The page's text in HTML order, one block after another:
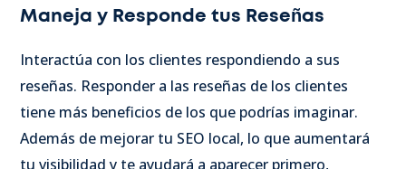
Maneja y Responde tus Reseñas
Interactúa con los clientes respondiendo a sus
reseñas. Responder a las reseñas de los clientes
tiene más beneficios de los que podrías imaginar.
Además de mejorar tu SEO local, lo que aumentará
tu visibilidad y te ayudará a aparecer primero,